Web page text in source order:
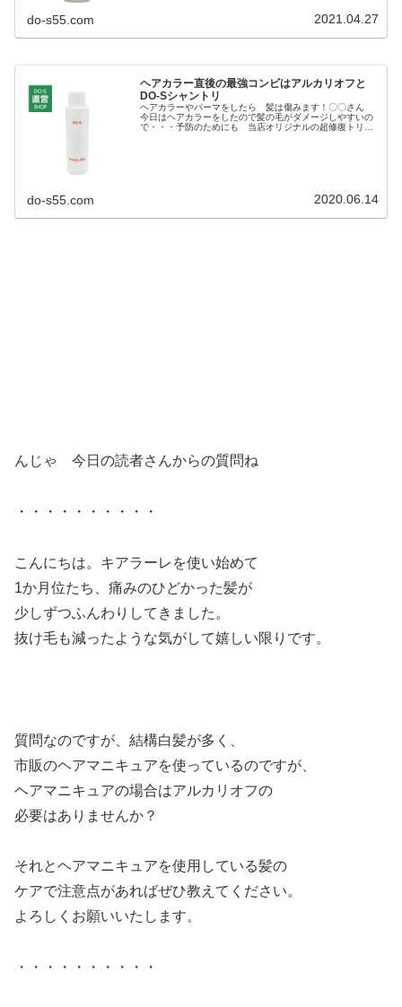
do-s55.com 2021.04.27
ヘアカラー直後の最強コンビはアルカリオフと
DO-Sシャントリ
ヘアカラーやパーマをしたら 髪は傷みます！〇〇さん
今日はヘアカラーをしたので髪の毛がダメージしやすいの
で・・・予防のためにも 当店オリジナルの超修復トリー
do-s55.com 2020.06.14
んじゃ 今日の読者さんからの質問ね
・・・・・・・・・・
こんにちは。キアラーレを使い始めて
1か月位たち、痛みのひどかった髪が
少しずつふんわりしてきました。
抜け毛も減ったような気がして嬉しい限りです。
質問なのですが、結構白髪が多く、
市販のヘアマニキュアを使っているのですが、
ヘアマニキュアの場合はアルカリオフの
必要はありませんか？
それとヘアマニキュアを使用している髪の
ケアで注意点があればぜひ教えてください。
よろしくお願いいたします。
・・・・・・・・・・